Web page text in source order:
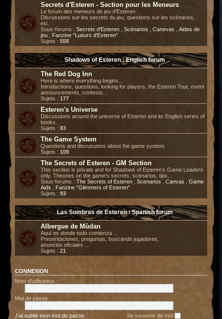
Secrets d'Esteren - Section pour les Meneurs
Le forum des meneurs de jeu d'Esteren.
Discussions sur les secrets du jeu, questions sur les scénarios,
etc.
Sous-forums : Secrets d'Esteren Scénarios Canevas
Aides de
jeu
Fanzine "Lueurs d'Esteren"
Sujets : 558
Shadows of Esteren : English forum
The Red Dog Inn
Here is where everything begins...
Introductions, questions, looking for players, the Esteren Tour, event
announcements, contests...
Sujets : 177
Esteren's Universe
Discussions around the universe of Esteren and its English series of
books.
Sujets : 83
The Game System
Questions and discussions about the game system.
Sujets : 109
The Secrets of Esteren - GM Section
This section is private and for Shadows of Esteren’s Game Leaders
only. Theories on the game’s secrets, scenarios, tips...
Sous-forums : The Secrets of Esteren Scenarios Canvas
Game
Aids
Fanzine "Glimmers of Esteren"
Sujets : 93
Las Sombras de Esteren : Spanish forum
Albergue de Mùdan
Aquí es donde todo comienza ...
Presentaciones, preguntas, buscando jugadores,
anuncios oficiales ...
Sujets : 21
CONNEXION
Nom d’utilisateur :
Mot de passe :
J’ai oublié mon mot de passe Se souvenir de moi